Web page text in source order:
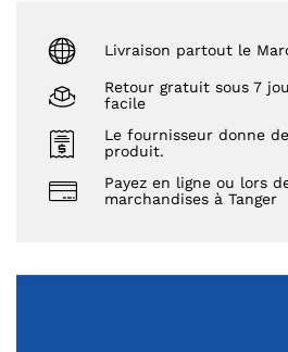
Livraison partout le
Retour gratuit sous 7
facile
Le fournisseur donne
produit.
Payez en ligne ou lors
marchandises à Tanger